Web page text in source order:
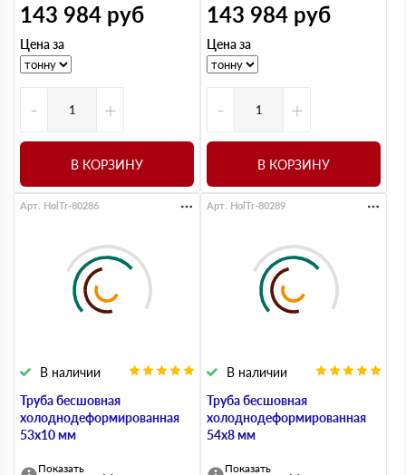
143 984 руб
Цена за
- +
В КОРЗИНУ
143 984 руб
Цена за
- +
В КОРЗИНУ
Труба бесшовная
холоднодеформированная
53х10 мм
В наличии
Арт. HolTr-80286
Показать
Труба бесшовная
холоднодеформированная
54х8 мм
В наличии
Арт. HolTr-80289
Показать